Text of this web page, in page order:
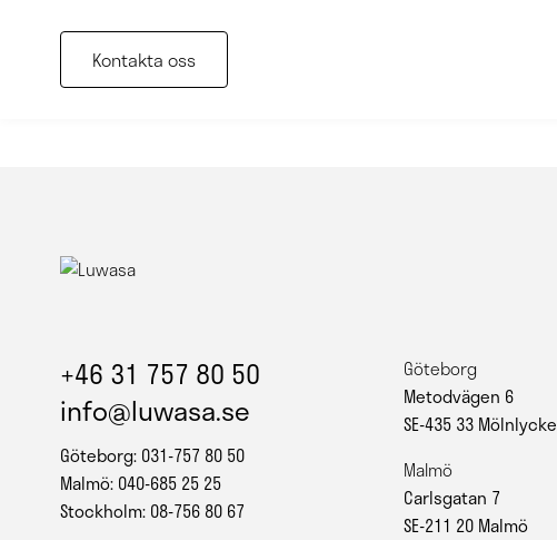
Kontakta oss
+46 31 757 80 50
info@luwasa.se
Göteborg: 031-757 80 50
Malmö: 040-685 25 25
Stockholm: 08-756 80 67
Göteborg
Metodvägen 6
SE-435 33 Mölnlycke
Malmö
Carlsgatan 7
SE-211 20 Malmö